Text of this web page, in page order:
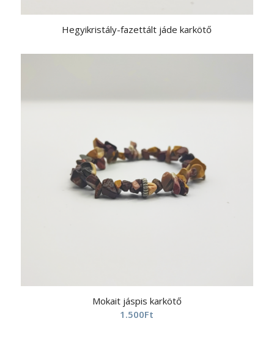
Hegyikristály-fazettált jáde karkötő
Mokait jáspis karkötő
1.500Ft